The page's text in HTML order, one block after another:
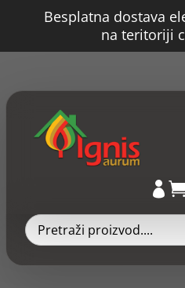
Besplatna dostava
na teritoriji
